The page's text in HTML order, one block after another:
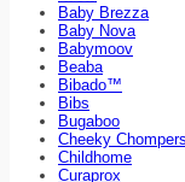
Baby Brezza
Baby Nova
Babymoov
Beaba
Bibado™
Bibs
Bugaboo
Cheeky
Childhome
Curaprox